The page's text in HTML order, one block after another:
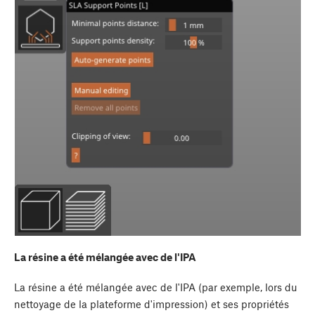
La résine a été mélangée avec de l'IPA
La résine a été mélangée avec de l'IPA (par exemple, lors du
nettoyage de la plateforme d'impression) et ses propriétés